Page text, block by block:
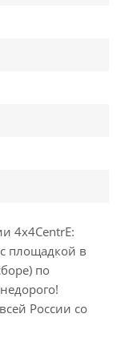
4x4CentrE:
площадкой в
по
России со